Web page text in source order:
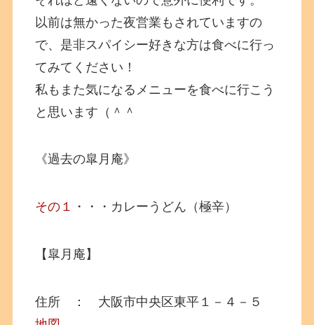
以前は無かった夜営業もされていますの
で、是非スパイシー好きな方は食べに行っ
てみてください！
私もまた気になるメニューを食べに行こう
と思います（＾＾
《過去の皐月庵》
その１ ・・・カレーうどん（極辛）
【皐月庵】
住所 ： 大阪市中央区東平１－４－５